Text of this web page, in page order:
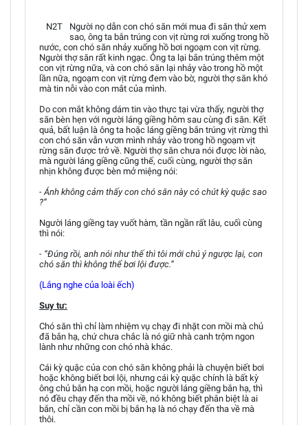
N2T
Người nọ dẫn con chó săn mới mua đi săn thử xem
sao, ông ta bắn trúng con vịt rừng rơi xuống trong hồ
nước, con chó săn nhảy xuống hồ bơi ngoạm con vịt rừng.
Người thợ săn rất kinh ngạc. Ông ta lại bắn trúng thêm một
con vịt rừng nữa, và con chó săn lại nhảy vào trong hồ một
lần nữa, ngoạm con vịt rừng đem vào bờ, người thợ săn khó
mà tin nỗi vào con mắt của mình.
Do con mắt không dám tin vào thực tại vừa thấy, người thợ
săn bèn hẹn với người láng giềng hôm sau cùng đi săn. Kết
quả, bất luận là ông ta hoặc láng giềng bắn trúng vịt rừng thì
con chó săn vẫn vươn mình nhảy vào trong hồ ngoạm vịt
rừng săn được trở về. Người thợ săn chưa nói được lời nào,
mà người láng giềng cũng thế, cuối cùng, người thợ săn
nhịn không được bèn mở miệng nói:
- Ánh không cảm thấy con chó săn này có chút kỳ quặc sao
?”
Người láng giềng tay vuốt hàm, tần ngần rất lâu, cuối cùng
thì nói:
- “Đúng rồi, anh nói như thế thì tôi mới chú ý ngược lại, con
chó săn thì không thể bơi lội được.”
(Lắng nghe của loài ếch)
Suy tư:
Chó săn thì chỉ làm nhiệm vụ chạy đi nhặt con mồi mà chủ
đã bắn hạ, chứ chưa chắc là nó giữ nhà canh trộm ngon
lành như những con chó nhà khác.
Cái kỳ quặc của con chó săn không phải là chuyện biết bơi
hoặc không biết bơi lội, nhưng cái kỳ quặc chính là bất kỳ
ông chủ bắn hạ con mồi, hoặc người láng giềng bắn hạ, thì
nó đều chạy đến tha mồi về, nó không biết phân biệt là ai
bắn, chỉ cần con mồi bị bắn hạ là nó chạy đến tha về mà
thôi.